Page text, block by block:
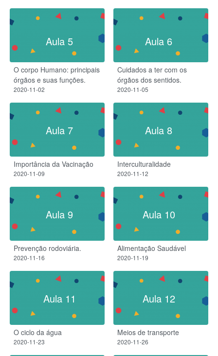
Aula 5
O corpo Humano: principais
órgãos e suas funções.
2020-11-02
Aula 6
Cuidados a ter com os
órgãos dos sentidos.
2020-11-05
Aula 7
Importância da Vacinação
2020-11-09
Aula 8
Interculturalidade
2020-11-12
Aula 9
Prevenção rodoviária.
2020-11-16
Aula 10
Alimentação Saudável
2020-11-19
Aula 11
O ciclo da água
2020-11-23
Aula 12
Meios de transporte
2020-11-26